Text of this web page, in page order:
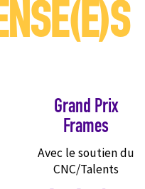
Grand Prix
Frames
Avec le soutien du
CNC/Talents